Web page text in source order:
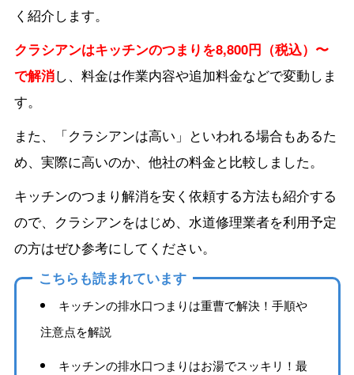
く紹介します。
クラシアンはキッチンのつまりを8,800円（税込）〜
で解消し、料金は作業内容や追加料金などで変動しま
す。
また、「クラシアンは高い」といわれる場合もあるた
め、実際に高いのか、他社の料金と比較しました。
キッチンのつまり解消を安く依頼する方法も紹介する
ので、クラシアンをはじめ、水道修理業者を利用予定
の方はぜひ参考にしてください。
こちらも読まれています
キッチンの排水口つまりは重曹で解決！手順や
注意点を解説
キッチンの排水口つまりはお湯でスッキリ！最